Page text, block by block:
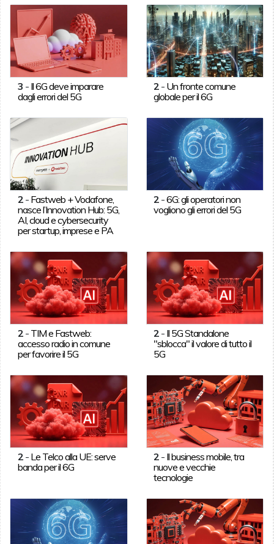
3 - Il 6G deve imparare
dagli errori del 5G
2 - Un fronte comune
globale per il 6G
2- Fastweb + Vodafone,
nasce l’Innovation Hub: 5G,
AI, cloud e cybersecurity
per startup, imprese e PA
2 -6G: gli operatori non
vogliono gli errori del 5G
2- TIM e Fastweb:
accesso radio in comune
per favorire il 5G
2 - Il 5G Standalone
"sblocca" il valore di tutto il
5G
2- Le Telco alla UE: serve
banda per il 6G
2 - Il business mobile, tra
nuove e vecchie
tecnologie